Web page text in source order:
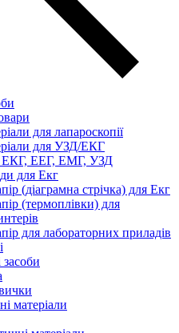
для лапароскопії
для УЗД/ЕКГ
ЕКГ, ЕЕГ, ЕМГ, УЗД
для Екг
(діаграмна стрічка) для Екг
(термоплівки) для
для лабораторних приладів
засоби
матеріали